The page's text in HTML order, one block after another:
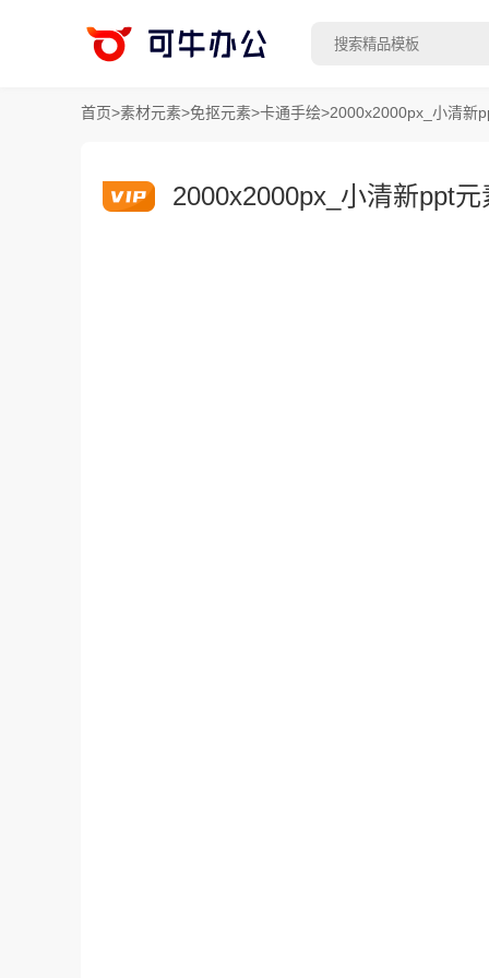
首页>素材元素>免抠元素>卡通手绘>2000x2000px_小清新
2000x2000px_小清新ppt